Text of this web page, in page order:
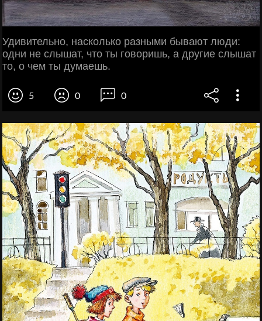
Удивительно, насколько разными бывают люди:
одни не слышат, что ты говоришь, а другие слышат
то, о чем ты думаешь.
5 0 0